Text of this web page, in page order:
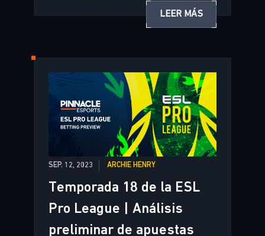
LEER MÁS
SEP. 12, 2023 ARCHIE HENRY
Temporada 18 de la ESL
Pro League | Análisis
preliminar de apuestas